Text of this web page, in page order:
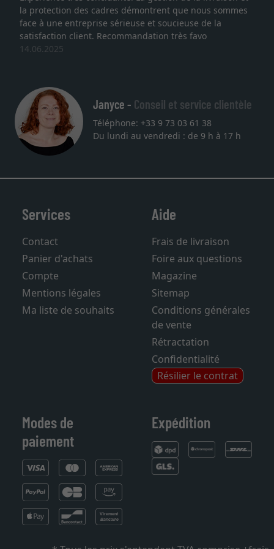
que nous sommes
et soucieuse de la
très favo
lithographie, je suis
qualité sont au rendez
service et livraison dans
Janyce - Conseil et service clientèle
Téléphone: +33 9 73 03 61 38
Services
Contact
Panier d'achats
Compte
Mentions légales
Aide
Frais de livraison
Foire aux questions
Magazine
Sitemap
Conditions générales
de vente
Rétractation
Confidentialité
Résilier le contrat
Modes de
paiement
Expédition